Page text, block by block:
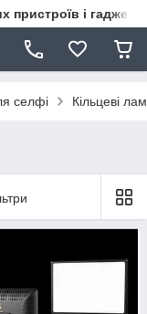
і гаджети
селфі Кільцеві